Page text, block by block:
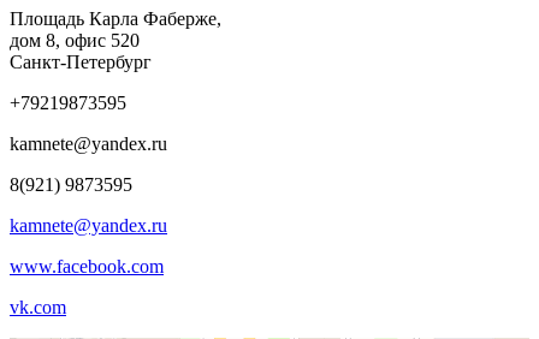
Площадь Карла Фаберже,
дом 8, офис 520
Санкт-Петербург
+79219873595
kamnete@yandex.ru
8(921) 9873595
kamnete@yandex.ru
www.facebook.com
vk.com